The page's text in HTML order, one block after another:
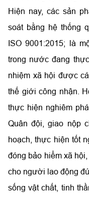
Hiện nay, các sản
soát bằng hệ thống
ISO 9001:2015; là
trong nước đang
nhiệm xã hội được
thế giới công nhận.
thực hiện nghiêm
Quân đội, giao nộp
hoạch, thực hiện tốt
đóng bảo hiểm xã
cho người lao động
sống vật chất, tinh